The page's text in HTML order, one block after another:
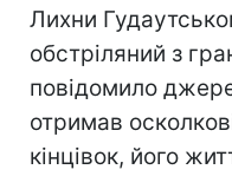
Лихни
обстріляний з
повідомило
отримав
кінцівок, його